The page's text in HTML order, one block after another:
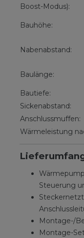
Boost-Modus):
Bauhöhe:
Nabenabstand:
Baulänge:
Bautiefe:
Sickenabstand:
Anschlussmuffen:
Wärmeleistung
Steuerung
Montage-/
Montage-